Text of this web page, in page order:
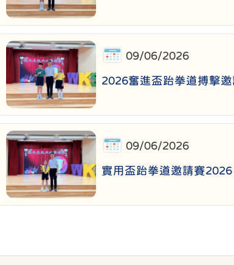
09/06/2026
2026奮進盃跆拳道搏擊邀
09/06/2026
實用盃跆拳道邀請賽2026